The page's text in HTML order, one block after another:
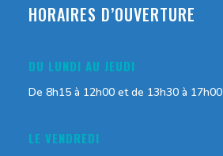
HORAIRES D’OUVERTURE
DU LUNDI AU JEUDI
De 8h15 à 12h00 et de 13h30 à 17h00
LE VENDREDI